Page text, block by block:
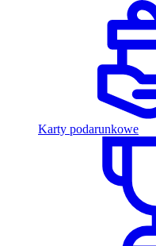
Karty podarunkowe